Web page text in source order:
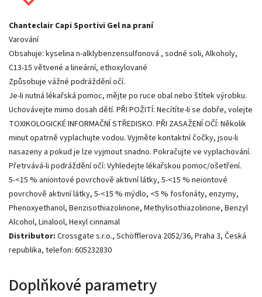
Chanteclair Capi Sportivi Gel na praní
Varování
Obsahuje: kyselina n-alklybenzensulfonová , sodné soli, Alkoholy,
C13-15 větvené a lineární, ethoxylované
Způsobuje vážné podráždění očí.
Je-li nutná lékařská pomoc, mějte po ruce obal nebo štítek výrobku.
Uchovávejte mimo dosah dětí. PŘI POŽITÍ: Necítíte-li se dobře, volejte
TOXIKOLOGICKÉ INFORMAČNÍ STŘEDISKO. PŘI ZASAŽENÍ OČÍ: Několik
minut opatrně vyplachujte vodou. Vyjměte kontaktní čočky, jsou-li
nasazeny a pokud je lze vyjmout snadno. Pokračujte ve vyplachování.
Přetrvává-li podráždění očí: Vyhledejte lékařskou pomoc/ošetření.
5-<15 % aniontové povrchově aktivní látky, 5-<15 % neiontové
povrchově aktivní látky, 5-<15 % mýdlo, <5 % fosfonáty, enzymy,
Phenoxyethanol, Benzisothiazolinone, Methylisothiazolinone, Benzyl
Alcohol, Linalool, Hexyl cinnamal
Distributor: Crossgate s.r.o., Schöfflerova 2052/36, Praha 3, Česká
republika, telefon: 605232830
Doplňkové parametry